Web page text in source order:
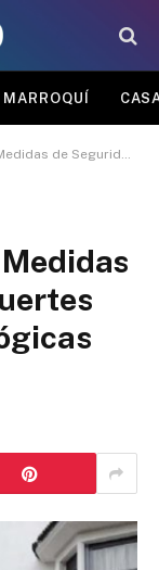
Fuertes Tormentas Meteorológicas